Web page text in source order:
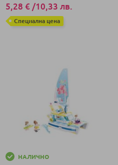
B0883C
5,28 € /10,33 лв.
Специална цена
НАЛИЧНО